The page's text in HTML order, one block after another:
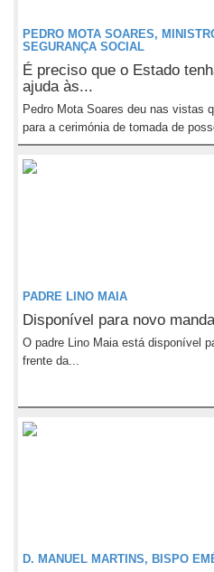
PEDRO MOTA SOARES,
SEGURANÇA SOCIAL
É preciso que o Estado
ajuda às...
Pedro Mota Soares deu nas vistas
para a cerimónia de tomada de
PADRE LINO MAIA
Disponível para novo
O padre Lino Maia está disponível
frente da...
D. MANUEL MARTINS, BISPO